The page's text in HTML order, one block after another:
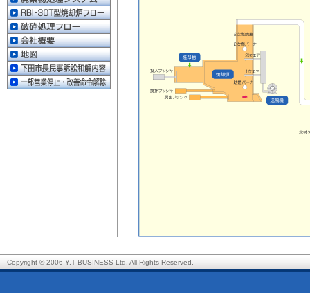
Copyright © 2006 Y.T BUSINESS Ltd. All Rights Reserved.